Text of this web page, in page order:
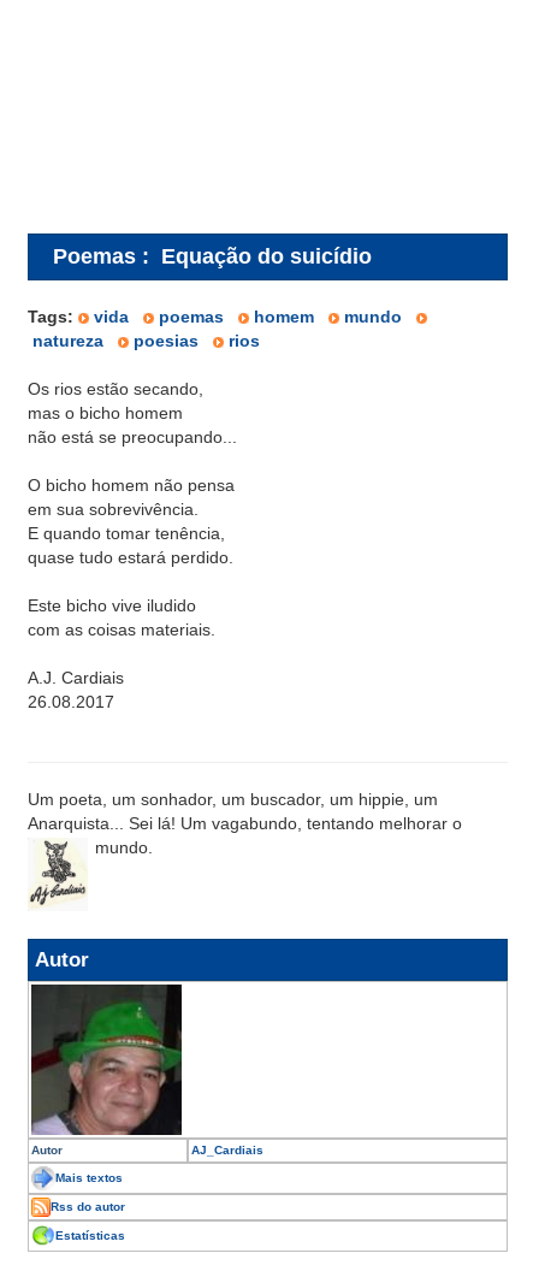
Poemas : Equação do suicídio
Tags: vida poemas homem
mundo
natureza
poesias rios
Os rios estão secando,
mas o bicho homem
não está se preocupando...
O bicho homem não pensa
em sua sobrevivência.
E quando tomar tenência,
quase tudo estará perdido.
Este bicho vive iludido
com as coisas materiais.
A.J. Cardiais
26.08.2017
Um poeta, um sonhador, um buscador, um hippie, um
Anarquista... Sei lá! Um vagabundo, tentando melhorar o
mundo.
Autor
Autor AJ_Cardiais
Mais textos
Rss do autor
Estatísticas